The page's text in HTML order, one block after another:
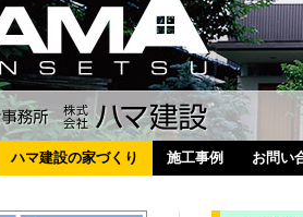
ハマ建設の家づくり 施工事例 お問い